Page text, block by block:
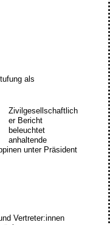
als
Zivilgesellschaftlich
er Bericht
beleuchtet
anhaltende
unter Präsident
Vertreter:innen